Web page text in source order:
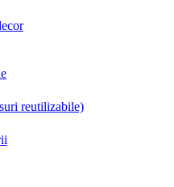
reutilizabile)